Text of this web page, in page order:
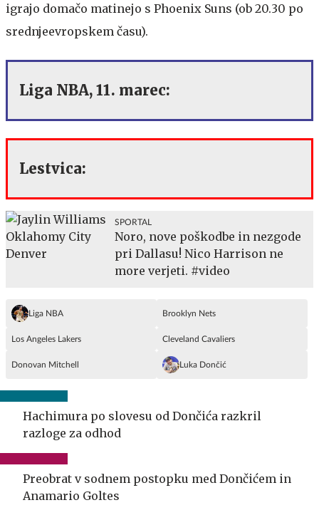
igrajo domačo matinejo s Phoenix Suns (ob 20.30 po
srednjeevropskem času).
Liga NBA, 11. marec:
Lestvica:
SPORTAL
Noro, nove poškodbe in nezgode
pri Dallasu! Nico Harrison ne
more verjeti. #video
Liga NBA Brooklyn Nets
Los Angeles Lakers Cleveland Cavaliers
Donovan Mitchell Luka Dončić
Hachimura po slovesu od Dončića razkril
razloge za odhod
Preobrat v sodnem postopku med Dončićem in
Anamario Goltes